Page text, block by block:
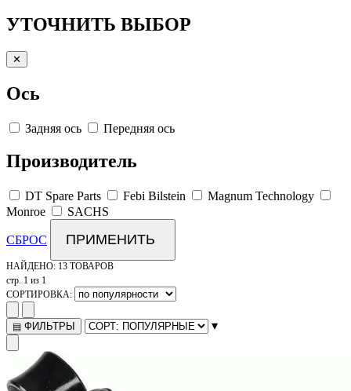
УТОЧНИТЬ ВЫБОР
✕
Ось
Задняя ось Передняя ось
Производитель
DT Spare Parts Febi Bilstein
Magnum Technology
Monroe
SACHS
СБРОС ПРИМЕНИТЬ
НАЙДЕНО: 13 ТОВАРОВ
стр. 1 из 1
СОРТИРОВКА:
▤ ФИЛЬТРЫ ▾